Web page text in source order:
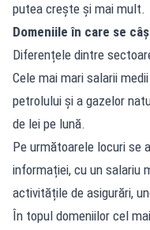
putea crește și mai mult.
Domeniile în care se
Diferențele dintre
Cele mai mari salarii
petrolului și a gazelor
de lei pe lună.
Pe următoarele locuri se
informației, cu un salariu
activitățile de asigurări,
În topul domeniilor cel